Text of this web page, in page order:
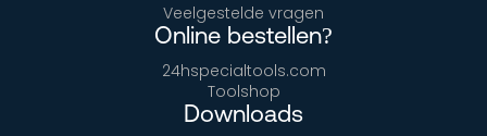
Veelgestelde vragen
Online bestellen?
24hspecialtools.com
Toolshop
Downloads